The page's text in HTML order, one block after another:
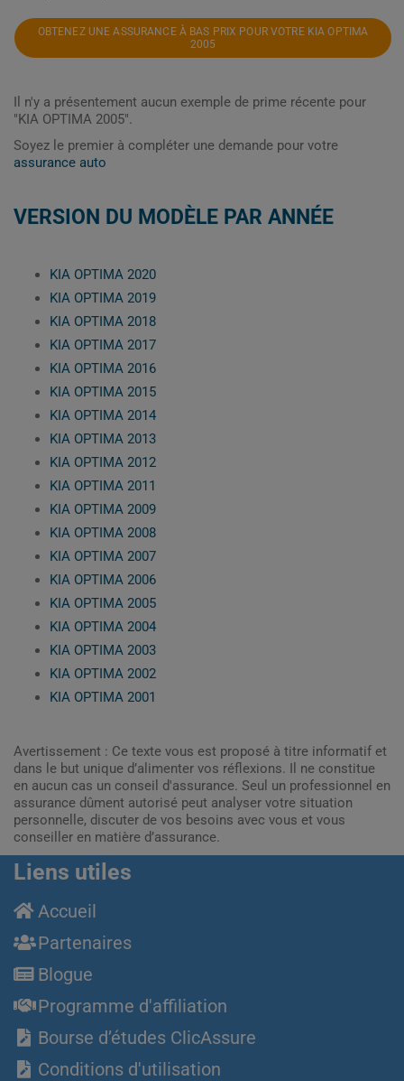
OBTENEZ UNE ASSURANCE À BAS PRIX POUR VOTRE KIA OPTIMA
2005
Il n'y a présentement aucun exemple de prime récente pour
"KIA OPTIMA 2005".
Soyez le premier à compléter une demande pour votre
assurance auto
VERSION DU MODÈLE PAR ANNÉE
KIA OPTIMA 2020
KIA OPTIMA 2019
KIA OPTIMA 2018
KIA OPTIMA 2017
KIA OPTIMA 2016
KIA OPTIMA 2015
KIA OPTIMA 2014
KIA OPTIMA 2013
KIA OPTIMA 2012
KIA OPTIMA 2011
KIA OPTIMA 2009
KIA OPTIMA 2008
KIA OPTIMA 2007
KIA OPTIMA 2006
KIA OPTIMA 2005
KIA OPTIMA 2004
KIA OPTIMA 2003
KIA OPTIMA 2002
KIA OPTIMA 2001
Avertissement : Ce texte vous est proposé à titre informatif et
dans le but unique d’alimenter vos réflexions. Il ne constitue
en aucun cas un conseil d'assurance. Seul un professionnel en
assurance dûment autorisé peut analyser votre situation
personnelle, discuter de vos besoins avec vous et vous
conseiller en matière d’assurance.
Liens utiles
Accueil
Partenaires
Blogue
Programme d'affiliation
Bourse d’études ClicAssure
Conditions d'utilisation